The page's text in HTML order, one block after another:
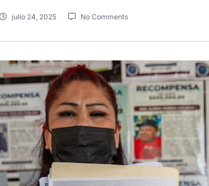
julio 24, 2025 No Comments